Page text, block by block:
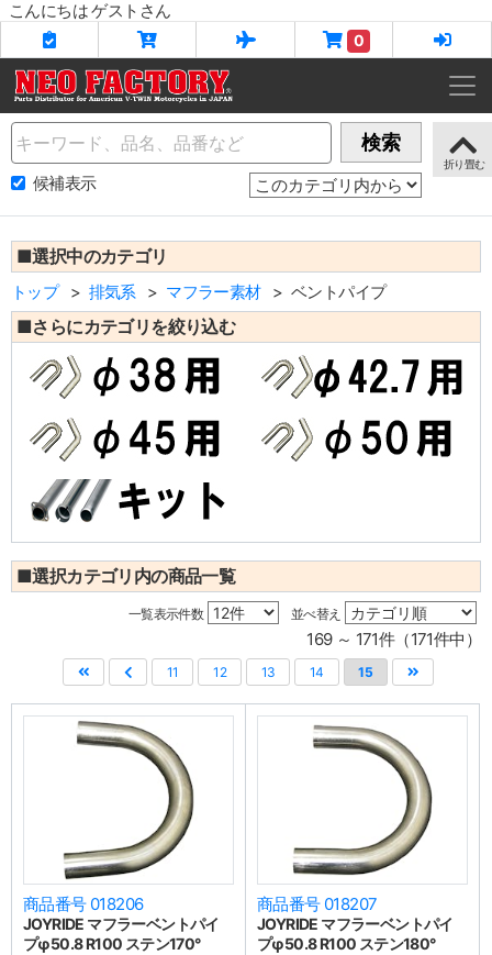
こんにちは ゲストさん
0
Name 検索
候補表示
■選択中のカテゴリ
トップ 排気系 マフラー素材 ベントパイプ
■さらにカテゴリを絞り込む
■選択カテゴリ内の商品一覧
一覧表示件数 並べ替え
169 ～ 171件（171件中）
11 12 13 14 15
商品番号 018206
JOYRIDE マフラーベントパイ
プφ50.8 R100 ステン170°
商品番号 018207
JOYRIDE マフラーベントパイ
プφ50.8 R100 ステン180°